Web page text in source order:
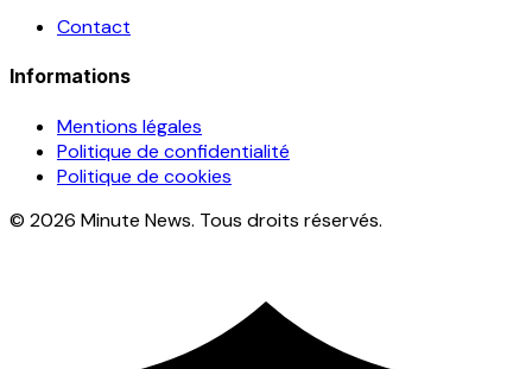
Contact
Informations
Mentions légales
Politique de confidentialité
Politique de cookies
© 2026 Minute News. Tous droits réservés.